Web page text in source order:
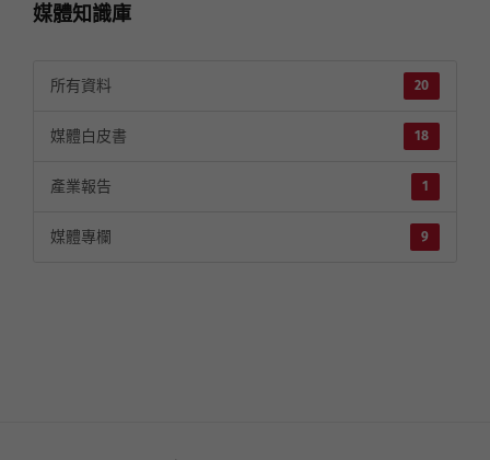
媒體知識庫
20
所有資料
18
媒體白皮書
1
產業報告
9
媒體專欄